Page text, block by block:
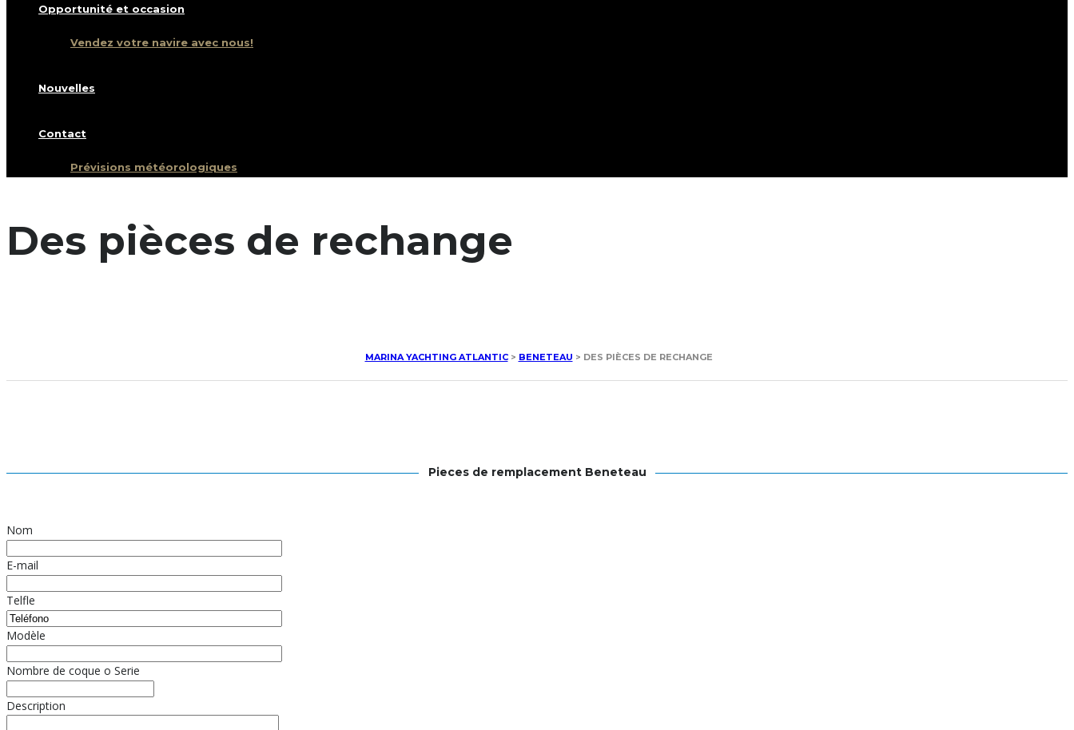
Opportunité et occasion
Vendez votre navire avec nous!
Nouvelles
Contact
Prévisions météorologiques
Des pièces de rechange
MARINA YACHTING ATLANTIC> BENETEAU > DES PIÈCES DE RECHANGE
Pieces de remplacement Beneteau
Nom
E-mail
Telfle
Modèle
Nombre de coque o Serie
Description